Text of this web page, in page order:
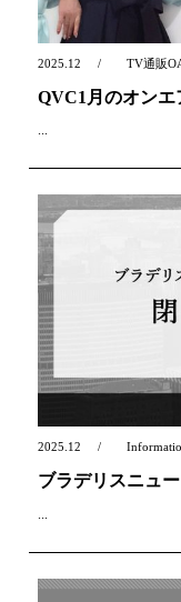
2025.12 TV通販
QVC1月のオンエ
...
2025.12
ブラデリスニュ
...